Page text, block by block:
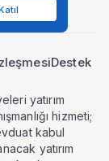
Destek
yatırım
hizmeti;
kabul
yatırım